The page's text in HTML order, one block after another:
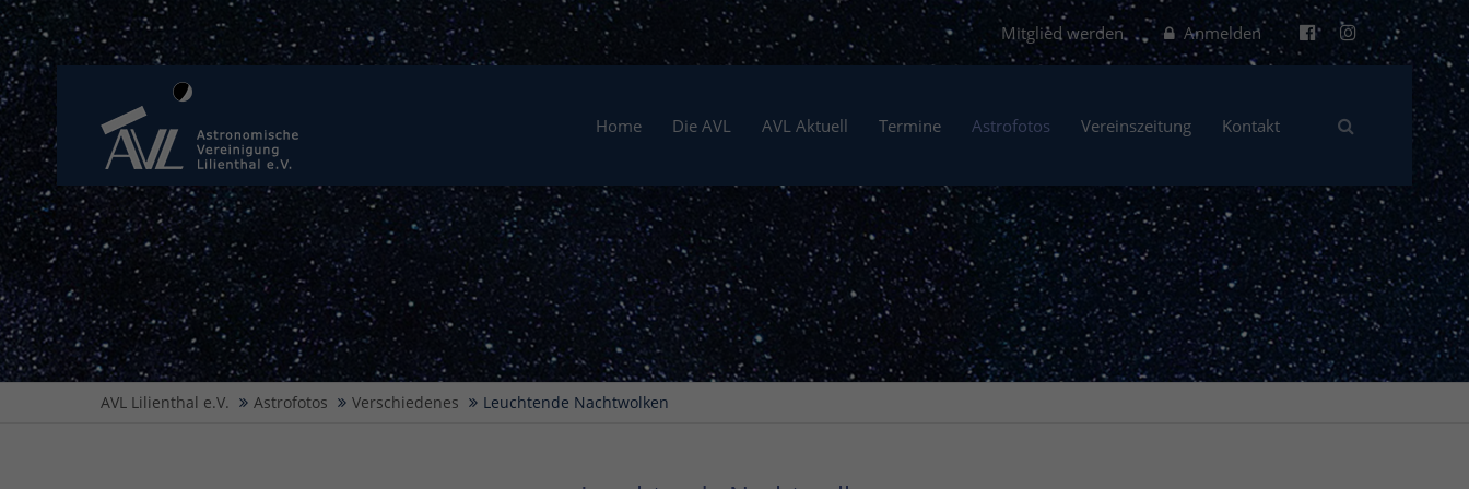
Anmelden
Mitglied werden
Home Die AVL AVL Aktuell Termine Astrofotos Vereinszeitung Kontakt
AVL Lilienthal e.V. Astrofotos Verschiedenes Leuchtende Nachtwolken